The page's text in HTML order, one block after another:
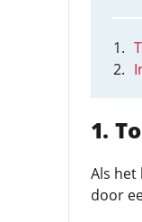
Als het
door